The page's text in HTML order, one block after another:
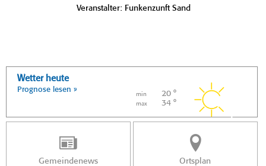
Veranstalter: Funkenzunft Sand
Wetter heute
Prognose lesen »
min 20 °
max 34 °
Gemeindenews Ortsplan